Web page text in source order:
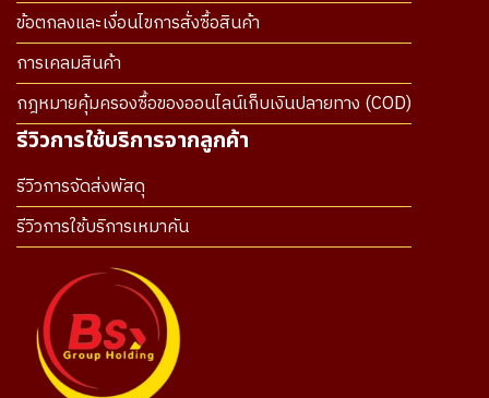
ข้อตกลงและเงื่อนไขการสั่งซื้อสินค้า
การเคลมสินค้า
กฎหมายคุ้มครองซื้อของออนไลน์เก็บเงินปลายทาง (COD)
รีวิวการใช้บริการจากลูกค้า
รีวิวการจัดส่งพัสดุ
รีวิวการใช้บริการเหมาคัน